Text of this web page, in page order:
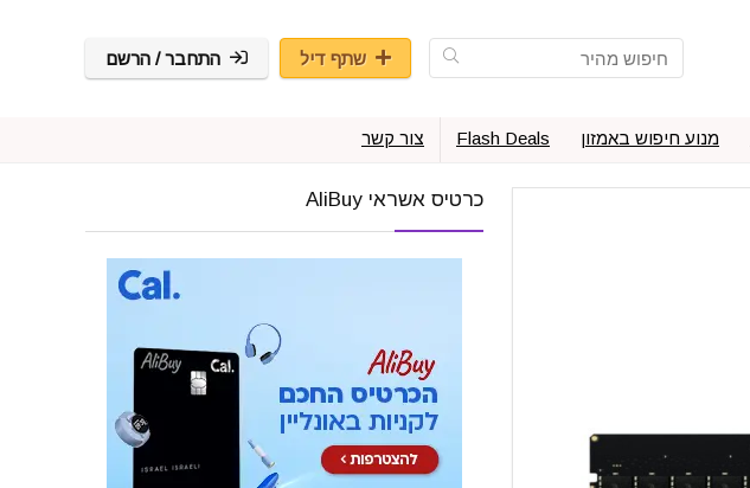
שתף דיל התחבר / הרשם
מנוע חיפוש באמזון Flash Deals צור קשר
כרטיס אשראי AliBuy